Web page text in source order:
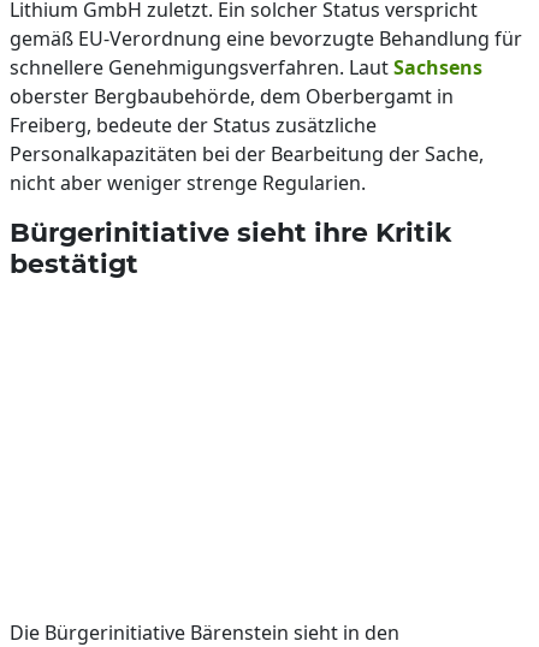
Lithium GmbH zuletzt. Ein solcher Status verspricht
gemäß EU-Verordnung eine bevorzugte Behandlung für
schnellere Genehmigungsverfahren. LautSachsens
oberster Bergbaubehörde, dem Oberbergamt in
Freiberg, bedeute der Status zusätzliche
Personalkapazitäten bei der Bearbeitung der Sache,
nicht aber weniger strenge Regularien.
Bürgerinitiative sieht ihre Kritik
bestätigt
Die Bürgerinitiative Bärenstein sieht in den